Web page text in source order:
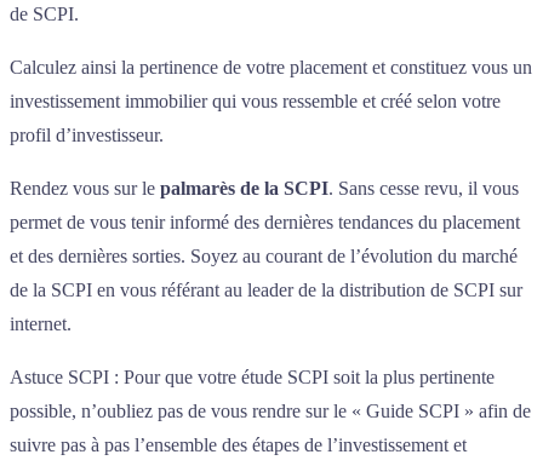
de SCPI.
Calculez ainsi la pertinence de votre placement et constituez vous un
investissement immobilier qui vous ressemble et créé selon votre
profil d’investisseur.
Rendez vous sur le palmarès de la SCPI. Sans cesse revu, il vous
permet de vous tenir informé des dernières tendances du placement
et des dernières sorties. Soyez au courant de l’évolution du marché
de la SCPI en vous référant au leader de la distribution de SCPI sur
internet.
Astuce SCPI : Pour que votre étude SCPI soit la plus pertinente
possible, n’oubliez pas de vous rendre sur le « Guide SCPI » afin de
suivre pas à pas l’ensemble des étapes de l’investissement et